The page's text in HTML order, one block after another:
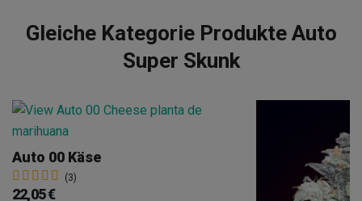
Gleiche Kategorie Produkte Auto
Super Skunk
Auto 00 Käse
(3)
22,05 €